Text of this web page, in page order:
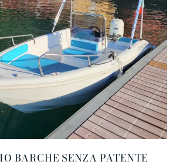
BARCHE SENZA PATENTE